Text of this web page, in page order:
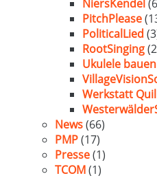
NiersKendel
PitchPlease
PoliticalLied
RootSinging
Ukulele
Werkstatt
News(66)
PMP(17)
Presse(1)
TCOM(1)